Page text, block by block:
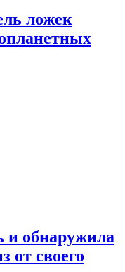
ложек
и обнаружила
от своего